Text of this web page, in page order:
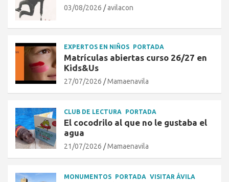
03/08/2026 avilacon
EXPERTOS EN NIÑOS PORTADA
Matrículas abiertas curso 26/27 en
Kids&Us
27/07/2026 Mamaenavila
CLUB DE LECTURA PORTADA
El cocodrilo al que no le gustaba el
agua
21/07/2026 Mamaenavila
MONUMENTOS PORTADA VISITAR ÁVILA